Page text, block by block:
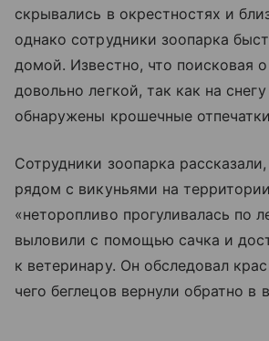
скрывались в окрестностях и
однако сотрудники зоопарка
домой. Известно, что поисковая
довольно легкой, так как на
обнаружены крошечные
Сотрудники зоопарка
рядом с викуньями на
«неторопливо прогуливалась по
выловили с помощью сачка и
к ветеринару. Он обследовал
чего беглецов вернули обратно в